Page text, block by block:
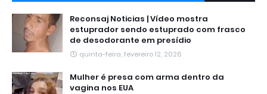
Reconsaj Noticias | Vídeo mostra
estuprador sendo estuprado com frasco
de desodorante em presídio
quinta-feira, fevereiro 12, 2026
Mulher é presa com arma dentro da
vagina nos EUA